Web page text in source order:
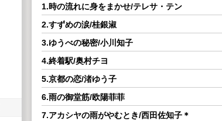
1.時の流れに身をまかせ/テレサ・テン
2.すずめの涙/桂銀淑
3.ゆうべの秘密/小川知子
4.終着駅/奥村チヨ
5.京都の恋/渚ゆう子
6.雨の御堂筋/欧陽菲菲
7.アカシヤの雨がやむとき/西田佐知子＊